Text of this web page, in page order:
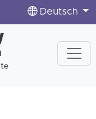
Deutsch